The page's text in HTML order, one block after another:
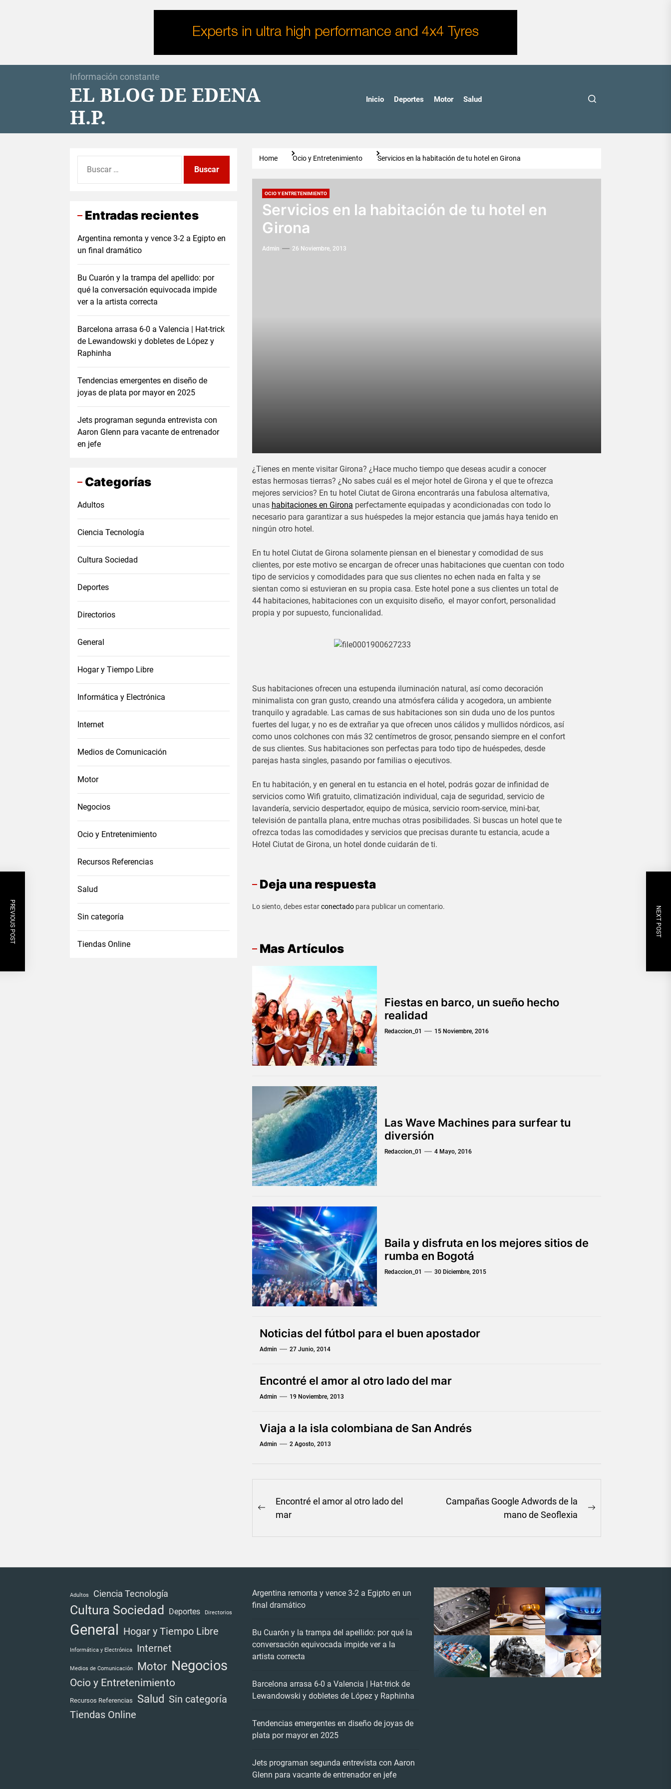
Información constante
EL BLOG DE EDENA
H.P.
Inicio Deportes Motor Salud
Home Ocio y Entretenimiento Servicios en la habitación de tu hotel en Girona
OCIO Y ENTRETENIMIENTO
Servicios en la habitación de tu hotel en
Girona
Admin 26 Noviembre, 2013
¿Tienes en mente visitar Girona? ¿Hace mucho tiempo que deseas acudir a conocer
estas hermosas tierras? ¿No sabes cuál es el mejor hotel de Girona y el que te ofrezca
mejores servicios? En tu hotel Ciutat de Girona encontrarás una fabulosa alternativa,
unas habitaciones en Girona perfectamente equipadas y acondicionadas con todo lo
necesario para garantizar a sus huéspedes la mejor estancia que jamás haya tenido en
ningún otro hotel.
En tu hotel Ciutat de Girona solamente piensan en el bienestar y comodidad de sus
clientes, por este motivo se encargan de ofrecer unas habitaciones que cuentan con todo
tipo de servicios y comodidades para que sus clientes no echen nada en falta y se
sientan como si estuvieran en su propia casa. Este hotel pone a sus clientes un total de
44 habitaciones, habitaciones con un exquisito diseño, el mayor confort, personalidad
propia y por supuesto, funcionalidad.
Sus habitaciones ofrecen una estupenda iluminación natural, así como decoración
minimalista con gran gusto, creando una atmósfera cálida y acogedora, un ambiente
tranquilo y agradable. Las camas de sus habitaciones son sin duda uno de los puntos
fuertes del lugar, y no es de extrañar ya que ofrecen unos cálidos y mullidos nórdicos, así
como unos colchones con más 32 centímetros de grosor, pensando siempre en el confort
de sus clientes. Sus habitaciones son perfectas para todo tipo de huéspedes, desde
parejas hasta singles, pasando por familias o ejecutivos.
En tu habitación, y en general en tu estancia en el hotel, podrás gozar de infinidad de
servicios como Wifi gratuito, climatización individual, caja de seguridad, servicio de
lavandería, servicio despertador, equipo de música, servicio room-service, mini-bar,
televisión de pantalla plana, entre muchas otras posibilidades. Si buscas un hotel que te
ofrezca todas las comodidades y servicios que precisas durante tu estancia, acude a
Hotel Ciutat de Girona, un hotel donde cuidarán de ti.
Deja una respuesta
Lo siento, debes estarconectadopara publicar un comentario.
PREVIOUS POST NEXT POST
Mas Artículos
Fiestas en barco, un sueño hecho
realidad
Redaccion_01 15 Noviembre, 2016
Las Wave Machines para surfear tu
diversión
Redaccion_01 4 Mayo, 2016
Baila y disfruta en los mejores sitios de
rumba en Bogotá
Redaccion_01 30 Diciembre, 2015
Noticias del fútbol para el buen apostador
Admin 27 Junio, 2014
Encontré el amor al otro lado del mar
Admin 19 Noviembre, 2013
Viaja a la isla colombiana de San Andrés
Admin 2 Agosto, 2013
Navegación
entradas
Previous
Encontré el amor al otro lado del
mar
Campañas Google Adwords de la
mano de Seoflexia
Entradas recientes
Argentina remonta y vence 3-2 a Egipto en
un final dramático
Bu Cuarón y la trampa del apellido: por
qué la conversación equivocada impide
ver a la artista correcta
Barcelona arrasa 6-0 a Valencia | Hat-trick
de Lewandowski y dobletes de López y
Raphinha
Tendencias emergentes en diseño de
joyas de plata por mayor en 2025
Jets programan segunda entrevista con
Aaron Glenn para vacante de entrenador
en jefe
Categorías
Adultos
Ciencia Tecnología
Cultura Sociedad
Deportes
Directorios
General
Hogar y Tiempo Libre
Informática y Electrónica
Internet
Medios de Comunicación
Motor
Negocios
Ocio y Entretenimiento
Recursos Referencias
Salud
Sin categoría
Tiendas Online
Adultos Ciencia Tecnología
Cultura Sociedad Deportes Directorios
General Hogar y Tiempo Libre
Informática y Electrónica Internet
Medios de Comunicación Motor Negocios
Ocio y Entretenimiento
Recursos Referencias Salud Sin categoría
Tiendas Online
Argentina remonta y vence 3-2 a Egipto en un
final dramático
Bu Cuarón y la trampa del apellido: por qué la
conversación equivocada impide ver a la
artista correcta
Barcelona arrasa 6-0 a Valencia | Hat-trick de
Lewandowski y dobletes de López y Raphinha
Tendencias emergentes en diseño de joyas de
plata por mayor en 2025
Jets programan segunda entrevista con Aaron
Glenn para vacante de entrenador en jefe